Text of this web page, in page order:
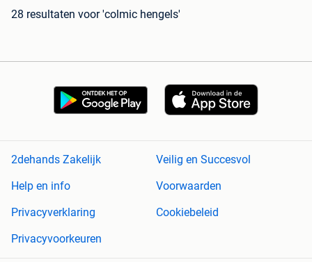
28 resultaten voor 'colmic hengels'
2dehands Zakelijk
Veilig en Succesvol
Help en info
Voorwaarden
Privacyverklaring
Cookiebeleid
Privacyvoorkeuren